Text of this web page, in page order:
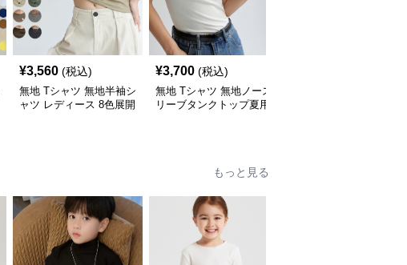
¥3,560 (税込)
無地 Tシャツ 無地半袖シ
ャツ レディース 8色展開
¥3,700 (税込)
無地 Tシャツ 無地ノース
リーブタンクトップ夏用
もっと見る